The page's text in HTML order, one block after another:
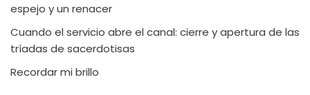
espejo y un renacer
Cuando el servicio abre el canal: cierre y apertura de las
tríadas de sacerdotisas
Recordar mi brillo